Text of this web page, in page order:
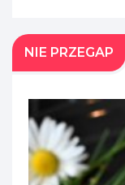
NIE PRZEGAP